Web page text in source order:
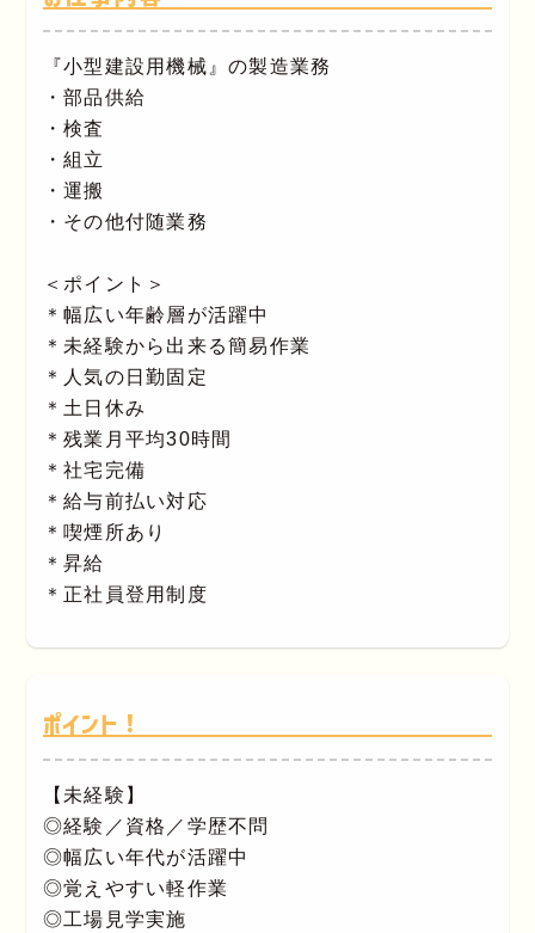
『小型建設用機械』の製造業務
・部品供給
・検査
・組立
・運搬
・その他付随業務
＜ポイント＞
＊幅広い年齢層が活躍中
＊未経験から出来る簡易作業
＊人気の日勤固定
＊土日休み
＊残業月平均30時間
＊社宅完備
＊給与前払い対応
＊喫煙所あり
＊昇給
＊正社員登用制度
ポイント！
【未経験】
◎経験／資格／学歴不問
◎幅広い年代が活躍中
◎覚えやすい軽作業
◎工場見学実施